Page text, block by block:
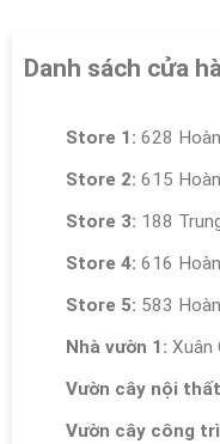
Danh sách cửa
Store 1: 628
Store 2: 615
Store 3: 188
Store 4: 616
Store 5: 583
Nhà vườn 1: Xuân
Vườn cây nội
Vườn cây công